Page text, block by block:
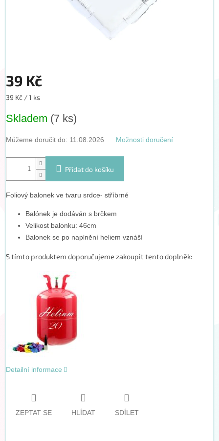
39 Kč
Měrná
39 Kč / 1 ks
Skladem (7 ks)
Můžeme doručit do: 11.08.2026 Možnosti doručení
Přidat do košíku
Foliový balonek ve tvaru srdce- stříbrné
Balónek je dodáván s brčkem
Velikost balonku: 46cm
Balonek se po naplnění heliem vznáší
S tímto produktem doporučujeme zakoupit tento doplněk:
Detailní informace
ZEPTAT SE HLÍDAT SDÍLET